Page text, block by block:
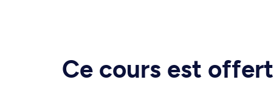
Ce cours est